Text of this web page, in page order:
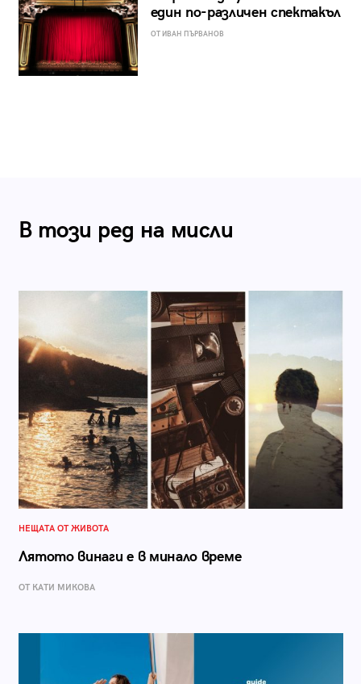
един по-различен спектакъл
ОТ ИВАН ПЪРВАНОВ
В този ред на мисли
НЕЩАТА ОТ ЖИВОТА
Лятото винаги е в минало време
ОТ КАТИ МИКОВА